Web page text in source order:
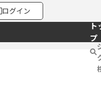
ログイン
ト
プ